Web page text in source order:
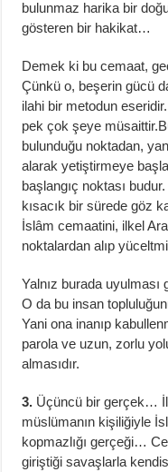
bulunmaz harika bir
gösteren bir hakikat…
Demek ki bu cemaat,
Çünkü o, beşerin gücü
ilahi bir metodun
pek çok şeye
bulunduğu noktadan,
alarak yetiştirmeye
başlangıç noktası
kısacık bir sürede göz
İslâm cemaatini, ilkel
noktalardan alıp
Yalnız burada
O da bu insan
Yani ona inanıp
parola ve uzun, zorlu
almasıdır.
3. Üçüncü bir gerçek…
müslümanın kişiliğiyle
kopmazlığı gerçeği…
giriştiği savaşlarla